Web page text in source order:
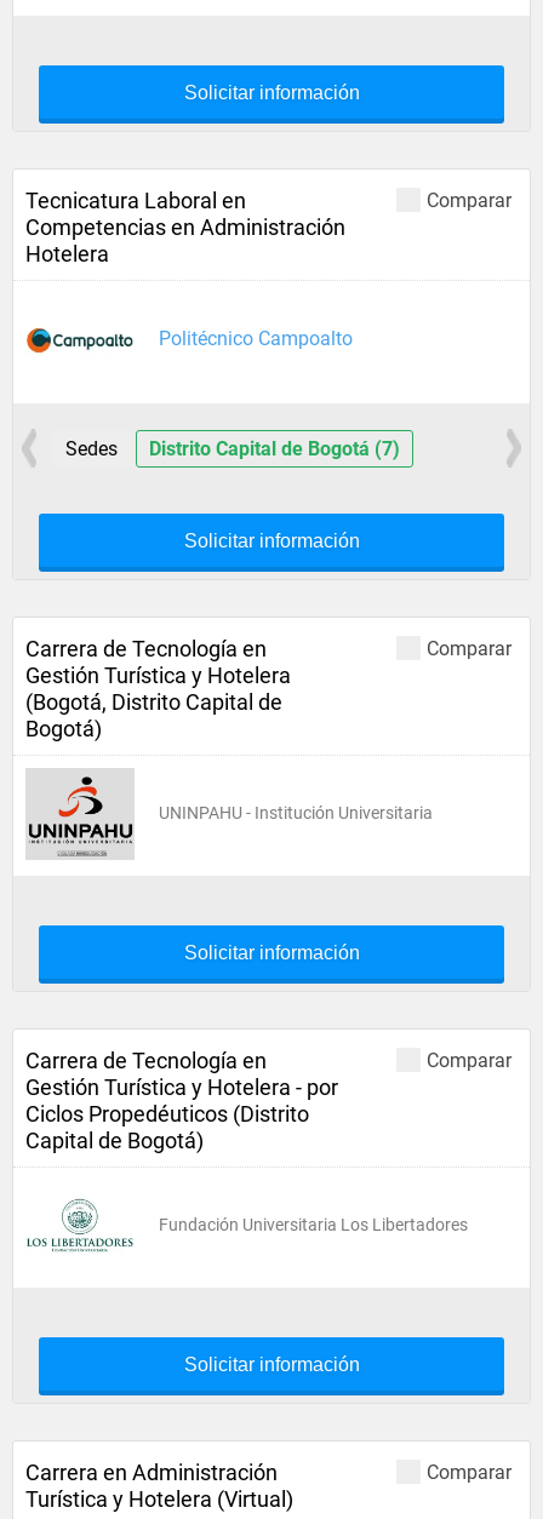
Solicitar información
Comparar
Tecnicatura Laboral en
Competencias en Administración
Hotelera
Politécnico Campoalto
Sedes Distrito Capital de Bogotá (7)
Solicitar información
Comparar
Carrera de Tecnología en
Gestión Turística y Hotelera
(Bogotá, Distrito Capital de
Bogotá)
UNINPAHU - Institución Universitaria
Solicitar información
Comparar
Carrera de Tecnología en
Gestión Turística y Hotelera - por
Ciclos Propedéuticos (Distrito
Capital de Bogotá)
Fundación Universitaria Los Libertadores
Solicitar información
Comparar
Carrera en Administración
Turística y Hotelera (Virtual)